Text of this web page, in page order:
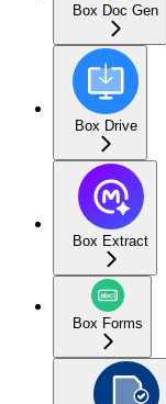
Box Doc Gen
Box Drive
Box Extract
Box Forms